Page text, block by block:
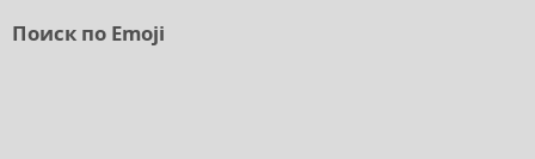
Поиск по Emoji